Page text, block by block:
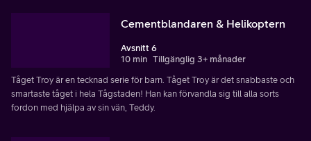
Cementblandaren & Helikoptern
Avsnitt 6
10 min Tillgänglig 3+ månader
Tåget Troy är en tecknad serie för barn. Tåget Troy är det snabbaste och
smartaste tåget i hela Tågstaden! Han kan förvandla sig till alla sorts
fordon med hjälpa av sin vän, Teddy.